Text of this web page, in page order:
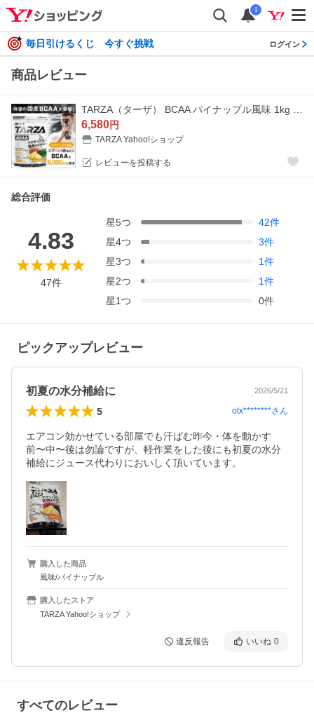
i
毎日引けるくじ 今すぐ挑戦 ログイン
商品レビュー
6,580円
TARZA Yahoo!ショップ
レビューを投稿する
総合評価
4.83
47件
星5つ 42件
星4つ 3件
星3つ 1件
星2つ 1件
星1つ 0件
ピックアップレビュー
初夏の水分補給に 2026/5/21
5 otx********さん
エアコン効かせている部屋でも汗ばむ昨今・体を動かす
前〜中〜後は勿論ですが、軽作業をした後にも初夏の水分
補給にジュース代わりにおいしく頂いています。
購入した商品
風味/パイナップル
購入したストア
TARZA Yahoo!ショップ
違反報告 いいね 0
すべてのレビュー